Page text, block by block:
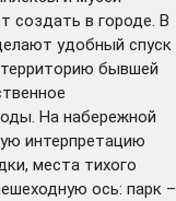
создать в городе. В
удобный спуск
бывшей
На набережной
интерпретацию
места тихого
ось: парк –